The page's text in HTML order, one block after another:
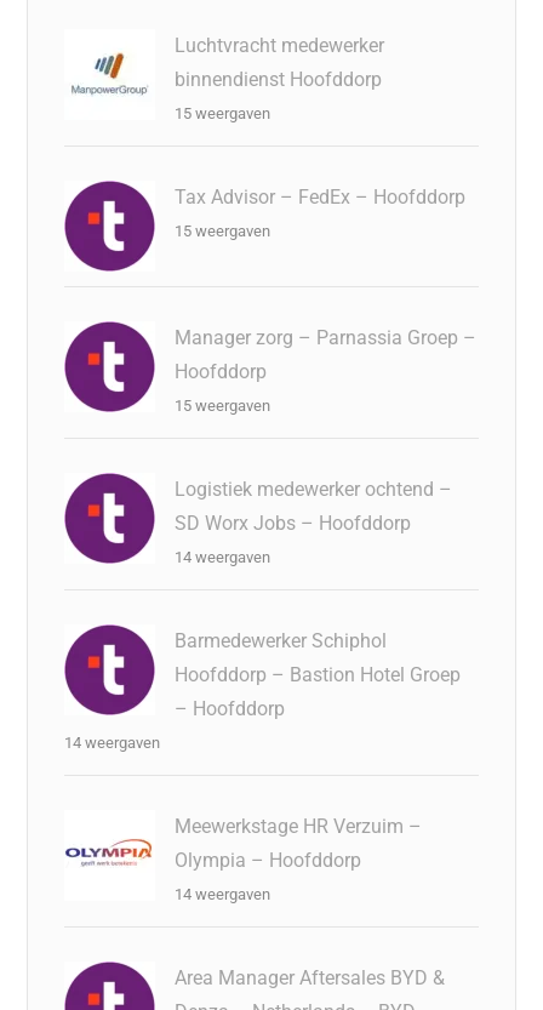
Luchtvracht medewerker
binnendienst Hoofddorp
15 weergaven
Tax Advisor – FedEx – Hoofddorp
15 weergaven
Manager zorg – Parnassia Groep –
Hoofddorp
15 weergaven
Logistiek medewerker ochtend –
SD Worx Jobs – Hoofddorp
14 weergaven
Barmedewerker Schiphol
Hoofddorp – Bastion Hotel Groep
– Hoofddorp
14 weergaven
Meewerkstage HR Verzuim –
Olympia – Hoofddorp
14 weergaven
Area Manager Aftersales BYD &